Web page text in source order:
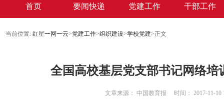
首页 要闻快递 党建工作 干部工作
当前位置: 红星一网一云>党建工作>组织建设>学校党建>正文
全国高校基层党支部书记网络培
文章来源： 中国教育报 时间： 2017-11-10